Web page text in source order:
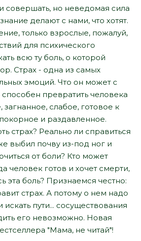
совершать, но неведомая сила
делают с нами, что хотят.
только взрослые, пожалуй,
для психического
всю ту боль, о которой
Страх - одна из самых
эмоций. Что он может с
способен превратить человека
загнанное, слабое, готовое к
и раздавленное.
страх? Реально ли справиться
выбил почву из-под ног и
от боли? Кто может
человек готов и хочет смерти,
эта боль? Признаемся честно:
страх. А потому о нем надо
искать пути... сосуществования
его невозможно. Новая
"Мама, не читай"!